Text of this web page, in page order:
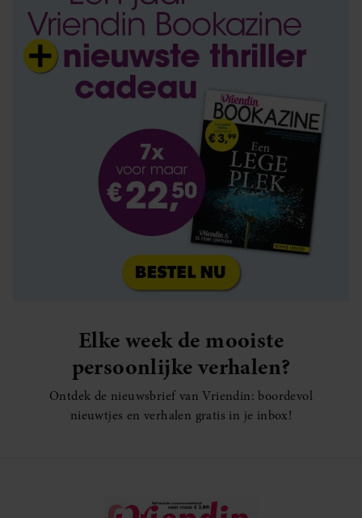
Elke week de mooiste
persoonlijke verhalen?
Ontdek de nieuwsbrief van Vriendin: boordevol
nieuwtjes en verhalen gratis in je inbox!